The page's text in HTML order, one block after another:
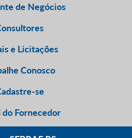
de Negócios
e Licitações
Conosco
se
do Fornecedor